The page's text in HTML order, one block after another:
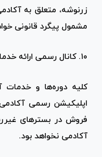
زرنوشه، متعلق به
مشمول پیگرد قانونی
۱۰. کانال رسمی ارائه خدمات
کلیه دوره‌ها و
اپلیکیشن رسمی
فروش در بسترهای
آکادمی نخواهد بود.